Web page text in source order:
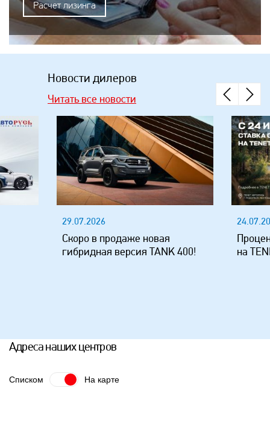
Расчет лизинга
Новости дилеров
Читать все новости
24.07.2026
Процентная ставка стала ниже
на TENET T4L
Уже у
Адреса наших центров
Списком На карте